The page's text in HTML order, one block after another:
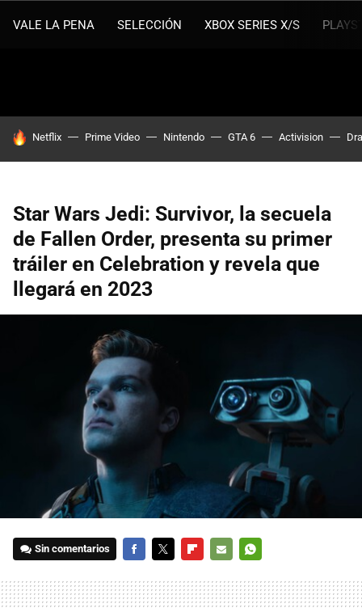
VALE LA PENA SELECCIÓN XBOX SERIES X/S
HOY SE HABLA DE
Netflix Prime Video Nintendo GTA 6 Activision
Star Wars Jedi: Survivor, la secuela
de Fallen Order, presenta su primer
tráiler en Celebration y revela que
llegará en 2023
Sin comentarios
MAIL